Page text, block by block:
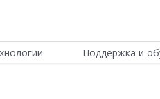
Поддержка и